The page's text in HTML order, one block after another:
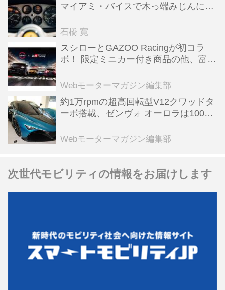
マイアミ・バイスで木っ端みじんにな
石橋 寛
スシローとGAZOO Racingが初コラ
ボ！ 限定ミニカー付き商品の他、富士
る抽選企画などを展開
Webモーターマガジン編集部
約1万rpmの超高回転型V12クワッドタ
ーボ搭載、ゼンヴォ オーロラは100台
【スーパーカークロニクル・完全版／
Webモーターマガジン編集部
次世代モビリティの情報をお届けします